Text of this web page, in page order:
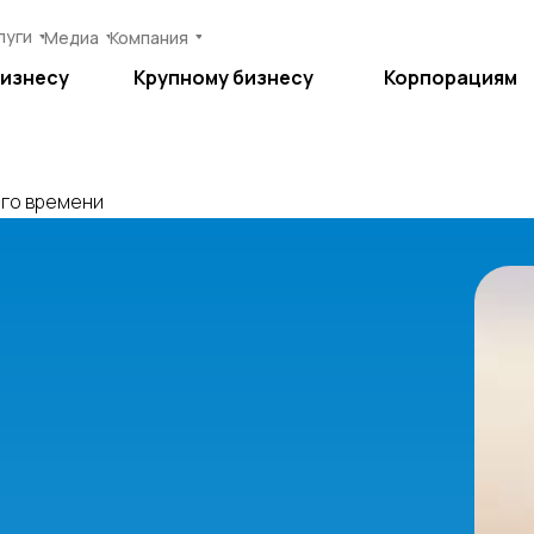
Медиа Компания
Корпорациям
Крупному бизнесу
Медиа Компания
Крупному бизнесу Корпорациям
времени